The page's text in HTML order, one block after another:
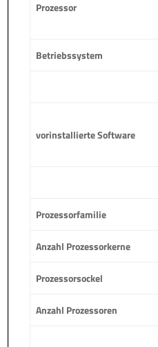
Prozessor
Betriebssystem
vorinstallierte Software
Prozessorfamilie
Anzahl Prozessorkerne
Prozessorsockel
Anzahl Prozessoren